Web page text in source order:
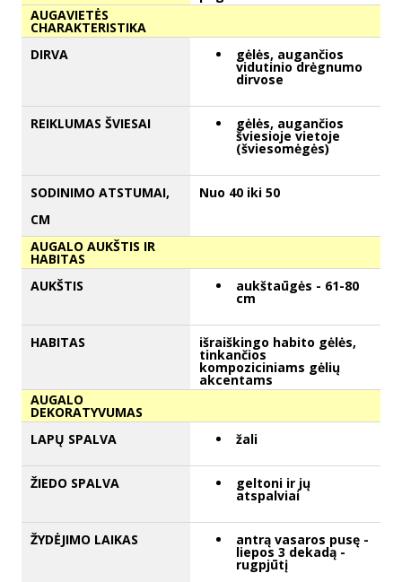
AUGAVIETĖS
CHARAKTERISTIKA
DIRVA
gėlės, augančios
vidutinio drėgnumo
dirvose
REIKLUMAS ŠVIESAI gėlės, augančios
šviesioje vietoje
(šviesomėgės)
SODINIMO ATSTUMAI,
CM
Nuo 40 iki 50
AUGALO AUKŠTIS IR
HABITAS
AUKŠTIS
aukštaūgės - 61-80
cm
HABITAS išraiškingo habito gėlės,
tinkančios
kompoziciniams gėlių
akcentams
AUGALO
DEKORATYVUMAS
LAPŲ SPALVA
žali
ŽIEDO SPALVA geltoni ir jų
atspalviai
ŽYDĖJIMO LAIKAS antrą vasaros pusę -
liepos 3 dekadą -
rugpjūtį